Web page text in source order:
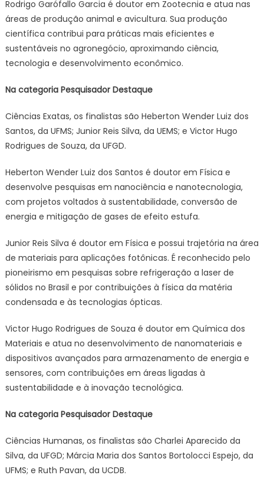
Rodrigo Garófallo Garcia é doutor em Zootecnia e atua nas
áreas de produção animal e avicultura. Sua produção
científica contribui para práticas mais eficientes e
sustentáveis no agronegócio, aproximando ciência,
tecnologia e desenvolvimento econômico.
Na categoria Pesquisador Destaque
Ciências Exatas, os finalistas são Heberton Wender Luiz dos
Santos, da UFMS; Junior Reis Silva, da UEMS; e Victor Hugo
Rodrigues de Souza, da UFGD.
Heberton Wender Luiz dos Santos é doutor em Física e
desenvolve pesquisas em nanociência e nanotecnologia,
com projetos voltados à sustentabilidade, conversão de
energia e mitigação de gases de efeito estufa.
Junior Reis Silva é doutor em Física e possui trajetória na área
de materiais para aplicações fotônicas. É reconhecido pelo
pioneirismo em pesquisas sobre refrigeração a laser de
sólidos no Brasil e por contribuições à física da matéria
condensada e às tecnologias ópticas.
Victor Hugo Rodrigues de Souza é doutor em Química dos
Materiais e atua no desenvolvimento de nanomateriais e
dispositivos avançados para armazenamento de energia e
sensores, com contribuições em áreas ligadas à
sustentabilidade e à inovação tecnológica.
Na categoria Pesquisador Destaque
Ciências Humanas, os finalistas são Charlei Aparecido da
Silva, da UFGD; Márcia Maria dos Santos Bortolocci Espejo, da
UFMS; e Ruth Pavan, da UCDB.